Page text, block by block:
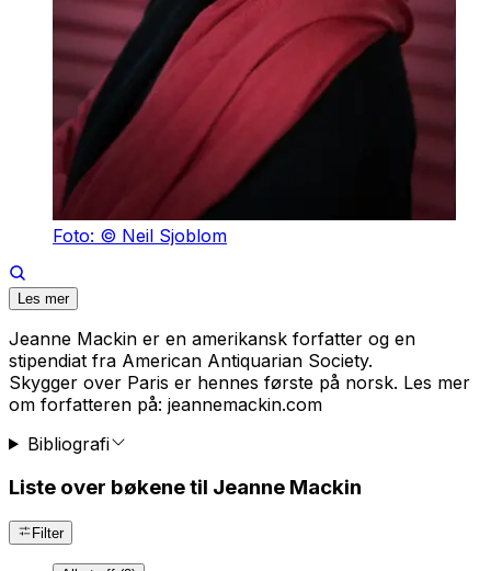
Foto: © Neil Sjoblom
Les mer
Jeanne Mackin er en amerikansk forfatter og en
stipendiat fra American Antiquarian Society.
Skygger over Paris er hennes første på norsk. Les mer
om forfatteren på: jeannemackin.com
Bibliografi
Liste over bøkene til Jeanne Mackin
Filter